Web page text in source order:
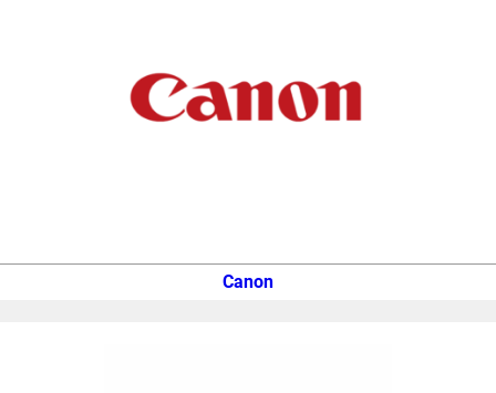
Canon